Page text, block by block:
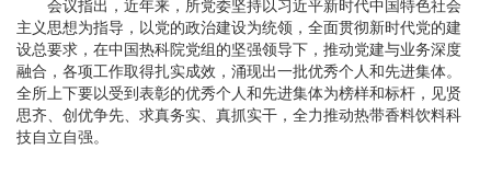
会议指出，近年来，所党委坚持以习近平新时代中国特色社会
主义思想为指导，以党的政治建设为统领，全面贯彻新时代党的建
设总要求，在中国热科院党组的坚强领导下，推动党建与业务深度
融合，各项工作取得扎实成效，涌现出一批优秀个人和先进集体。
全所上下要以受到表彰的优秀个人和先进集体为榜样和标杆，见贤
思齐、创优争先、求真务实、真抓实干，全力推动热带香料饮料科
技自立自强。